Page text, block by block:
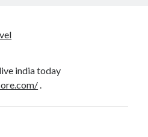
india today
.